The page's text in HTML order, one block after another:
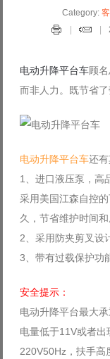
Category:
电动升降平台车顾
而非人力。既节省了
电动升降平台车还
1、进口液压泵，高
采用美国江森自控
久，节省维护时间和
2、采用防夹剪叉设
3、带有过载保护功
安全提示：
电动升降平台最大承
电量低于11V或者出
220V50Hz，扶手
Remember Me
Log in with
Forgot your password?
Forgot your username?